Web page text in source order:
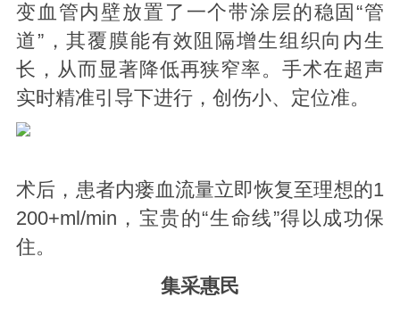
变血管内壁放置了一个带涂层的稳固“管
道”，其覆膜能有效阻隔增生组织向内生
长，从而显著降低再狭窄率。手术在超声
实时精准引导下进行，创伤小、定位准。
术后，患者内瘘血流量立即恢复至理想的1
200+ml/min，宝贵的“生命线”得以成功保
住。
集采惠民